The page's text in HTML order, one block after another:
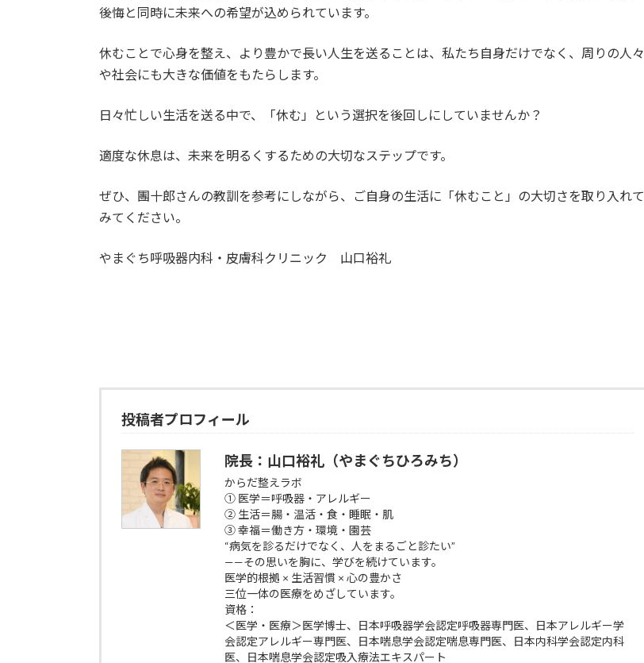
後悔と同時に未来への希望が込められています。
休むことで心身を整え、より豊かで長い人生を送ることは、私たち自身だけでなく、周りの人々
や社会にも大きな価値をもたらします。
日々忙しい生活を送る中で、「休む」という選択を後回しにしていませんか？
適度な休息は、未来を明るくするための大切なステップです。
ぜひ、團十郎さんの教訓を参考にしながら、ご自身の生活に「休むこと」の大切さを取り入れて
みてください。
やまぐち呼吸器内科・皮膚科クリニック 山口裕礼
投稿者プロフィール
院長：山口裕礼（やまぐちひろみち）
からだ整えラボ
① 医学＝呼吸器・アレルギー
② 生活＝腸・温活・食・睡眠・肌
③ 幸福＝働き方・環境・園芸
“病気を診るだけでなく、人をまるごと診たい”
——その思いを胸に、学びを続けています。
医学的根拠 × 生活習慣 × 心の豊かさ
三位一体の医療をめざしています。
資格：
＜医学・医療＞医学博士、日本呼吸器学会認定呼吸器専門医、日本アレルギー学
会認定アレルギー専門医、日本喘息学会認定喘息専門医、日本内科学会認定内科
医、日本喘息学会認定吸入療法エキスパート